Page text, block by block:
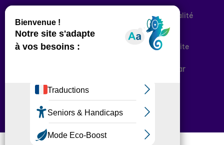
Politique de confidentialité
Conditions générales d’utilisation
Déclaration d’accessibilité
Plan du site
Plateforme développée en France par